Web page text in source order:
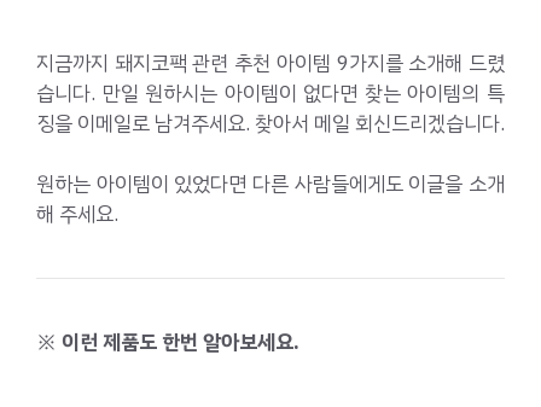
지금까지 돼지코팩 관련 추천 아이템 9가지를 소개해 드렸
습니다. 만일 원하시는 아이템이 없다면 찾는 아이템의 특
징을 이메일로 남겨주세요. 찾아서 메일 회신드리겠습니다.
원하는 아이템이 있었다면 다른 사람들에게도 이글을 소개
해 주세요.
※ 이런 제품도 한번 알아보세요.